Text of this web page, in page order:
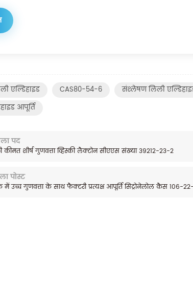
एल्डिहाइड CAS80-54-6 संश्लेषण लिली
आपूर्ति
पद
कीमत शीर्ष गुणवत्ता व्हिस्की लैक्टोन सीएएस संख्या 39212-23-2
पोस्ट
में उच्च गुणवत्ता के साथ फैक्टरी प्रत्यक्ष आपूर्ति सिट्रोनेलोल कैस 106-